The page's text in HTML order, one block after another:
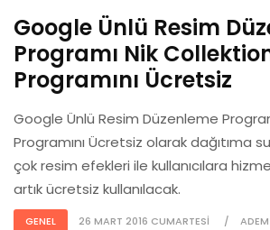
Google Ünlü Resim
Programı Nik
Programını Ücretsiz
Google Ünlü Resim Düzenleme
Programını Ücretsiz olarak dağıtıma
çok resim efekleri ile kullanıcılara
artık ücretsiz kullanılacak.
GENEL 26 MART 2016 CUMARTESI